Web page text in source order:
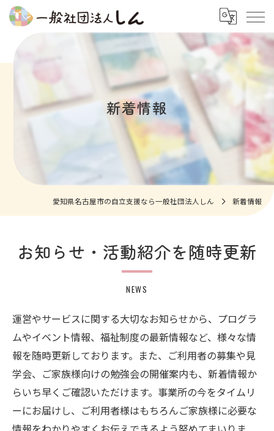
新着情報
愛知県名古屋市の自立支援なら一般社団法人しん 新着情報
お知らせ・活動紹介を随時更新
NEWS
運営やサービスに関する大切なお知らせから、プログラ
ムやイベント情報、福祉制度の最新情報など、様々な情
報を随時更新しております。また、ご利用者の募集や見
学会、ご家族様向けの勉強会の開催案内も、新着情報か
らいち早くご確認いただけます。事業所の今をタイムリ
ーにお届けし、ご利用者様はもちろんご家族様に必要な